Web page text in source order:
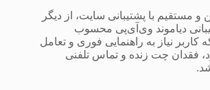
و مستقیم با پشتیبانی سایت، از دیگر
دیاموند وی‌آی‌پی محسوب
نیاز به راهنمایی فوری و تعامل
فقدان چت زنده و تماس تلفنی